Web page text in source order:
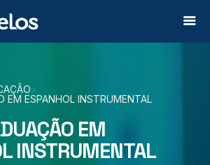
>
EM ESPANHOL INSTRUMENTAL
EM
INSTRUMENTAL